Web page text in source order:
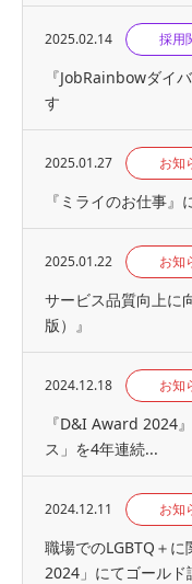
2025.02.14 採用
『JobRainbowダイ
す
2025.01.27 お知
『ミライのお仕事
2025.01.22 お知
サービス品質向上に
版）』
2024.12.18 お知
『D&I Award 2024
ス」を4年連続...
2024.12.11 お知
職場でのLGBTQ＋
2024」にてゴールド